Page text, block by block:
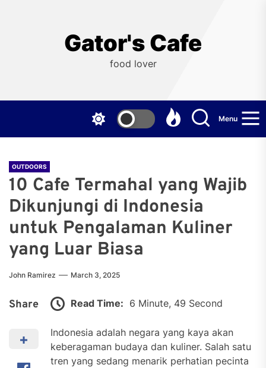
Gator's Cafe
food lover
Menu
OUTDOORS
10 Cafe Termahal yang Wajib
Dikunjungi di Indonesia
untuk Pengalaman Kuliner
yang Luar Biasa
John Ramirez March 3, 2025
Share Read Time: 6 Minute, 49 Second
Indonesia adalah negara yang kaya akan
keberagaman budaya dan kuliner. Salah satu
tren yang sedang menarik perhatian pecinta